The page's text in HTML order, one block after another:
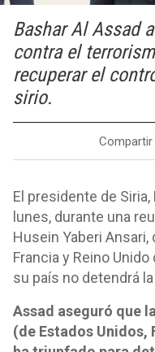
Bashar Al Assad
contra el
recuperar el
sirio.
Compartir
El presidente de
lunes, durante una
Husein Yaberi Ansari,
Francia y Reino
su país no detendrá
Assad aseguró que
(de Estados Unidos,